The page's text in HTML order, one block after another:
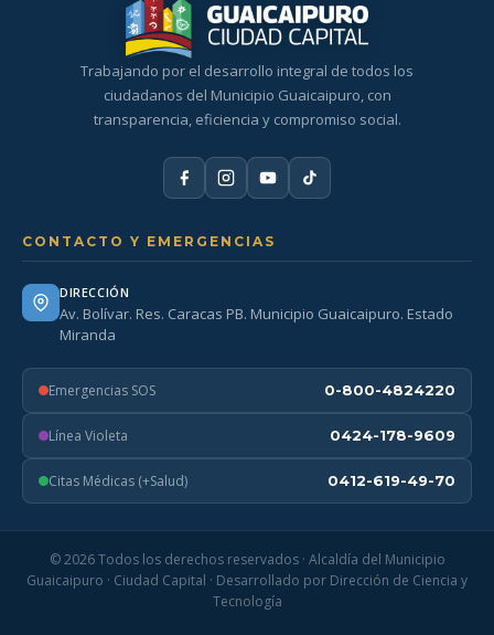
Trabajando por el desarrollo integral de todos los
ciudadanos del Municipio Guaicaipuro, con
transparencia, eficiencia y compromiso social.
CONTACTO Y EMERGENCIAS
DIRECCIÓN
Av. Bolívar. Res. Caracas PB. Municipio Guaicaipuro. Estado
Miranda
Emergencias SOS 0-800-4824220
Línea Violeta 0424-178-9609
Citas Médicas (+Salud) 0412-619-49-70
© 2026 Todos los derechos reservados · Alcaldía del Municipio
Guaicaipuro · Ciudad Capital · Desarrollado por Dirección de Ciencia y
Tecnología